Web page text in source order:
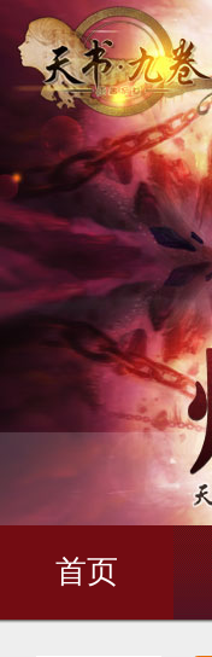
首页